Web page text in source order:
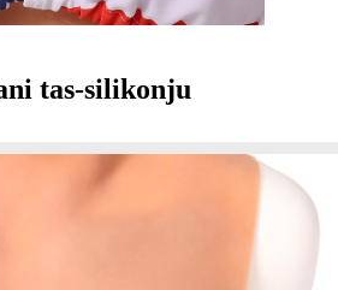
tas-silikonju